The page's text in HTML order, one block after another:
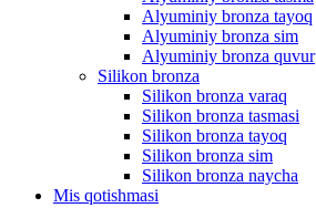
Alyuminiy bronza tayoq
Alyuminiy bronza sim
Alyuminiy bronza quvur
Silikon bronza
Silikon bronza varaq
Silikon bronza tasmasi
Silikon bronza tayoq
Silikon bronza sim
Silikon bronza naycha
Mis qotishmasi